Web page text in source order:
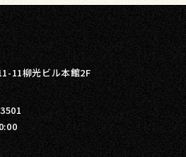
11柳光ビル本館2F